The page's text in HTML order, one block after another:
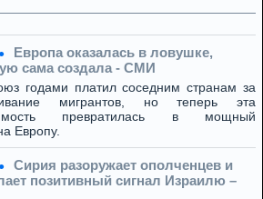
Европа оказалась в ловушке,
сама создала - СМИ
годами платил соседним странам за
мигрантов, но теперь эта
превратилась в мощный
Европу.
Сирия разоружает ополченцев и
позитивный сигнал Израилю –